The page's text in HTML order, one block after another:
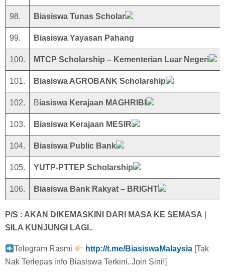
98. Biasiswa Tunas Scholar
99. Biasiswa Yayasan Pahang
100. MTCP Scholarship – Kementerian Luar Negeri
101. Biasiswa AGROBANK Scholarship
102. Biasiswa Kerajaan MAGHRIBI
103. Biasiswa Kerajaan MESIR
104. Biasiswa Public Bank
105. YUTP-PTTEP Scholarship
106. Biasiswa Bank Rakyat – BRIGHT
P/S : AKAN DIKEMASKINI DARI MASA KE SEMASA
SILA KUNJUNGI LAGI..
Telegram Rasmi http://t.me/BiasiswaMalaysia [Tak
Nak Terlepas info Biasiswa Terkini..Join Sini!]